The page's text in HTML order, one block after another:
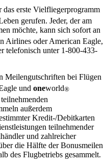
can
be
expanded
das erste Vielfliegerprogramm
gerufen. Jeder, der am
möchte, kann sich sofort an
Airlines oder American Eagle,
telefonisch unter 1-800-433-
Meilengutschriften bei Flügen
und oneworld®
außerdem
Kredit-/Debitkarten
teilnehmender
und zahlreicher
die Hälfte der Bonusmeilen
des Flugbetriebs gesammelt.